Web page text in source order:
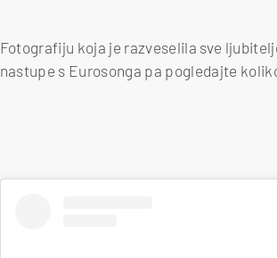
Fotografiju koja je razveselila sve
nastupe s Eurosonga pa pogledajte